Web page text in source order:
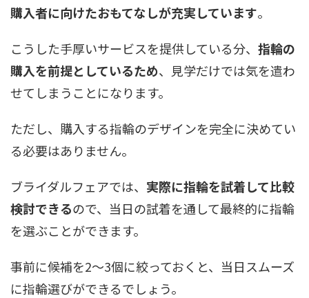
購入者に向けたおもてなしが充実しています。
こうした手厚いサービスを提供している分、 指輪の
購入を前提としているため、見学だけでは気を遣わ
せてしまうことになります。
ただし、購入する指輪のデザインを完全に決めてい
る必要はありません。
ブライダルフェアでは、 実際に指輪を試着して比較
検討できるので、当日の試着を通して最終的に指輪
を選ぶことができます。
事前に候補を2〜3個に絞っておくと、当日スムーズ
に指輪選びができるでしょう。